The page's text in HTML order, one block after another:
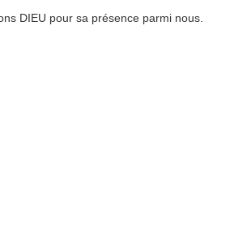
DIEU pour sa présence parmi nous.